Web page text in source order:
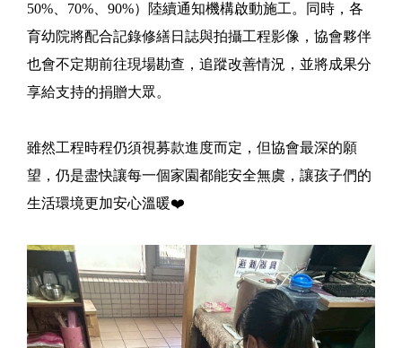
50%、70%、90%）陸續通知機構啟動施工。同時，各
育幼院將配合記錄修繕日誌與拍攝工程影像，協會夥伴
也會不定期前往現場勘查，追蹤改善情況，並將成果分
享給支持的捐贈大眾。
雖然工程時程仍須視募款進度而定，但協會最深的願
望，仍是盡快讓每一個家園都能安全無虞，讓孩子們的
生活環境更加安心溫暖❤️